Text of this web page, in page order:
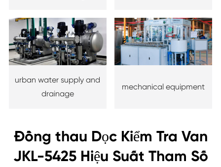
urban water supply and
drainage
mechanical equipment
Đồng thau Dọc Kiểm Tra Van
JKL-5425 Hiệu Suất Tham Số